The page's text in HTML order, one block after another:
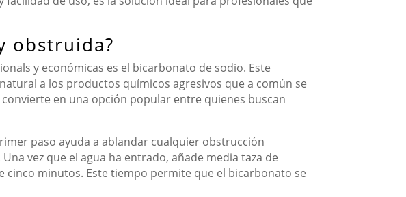
obstruida?
y económicas es el bicarbonato de sodio. Este
a los productos químicos agresivos que a común se
en una opción popular entre quienes buscan
paso ayuda a ablandar cualquier obstrucción
vez que el agua ha entrado, añade media taza de
minutos. Este tiempo permite que el bicarbonato se